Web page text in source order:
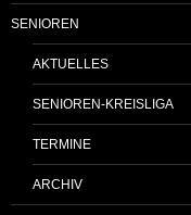
SENIOREN
AKTUELLES
SENIOREN-KREISLIGA
TERMINE
ARCHIV